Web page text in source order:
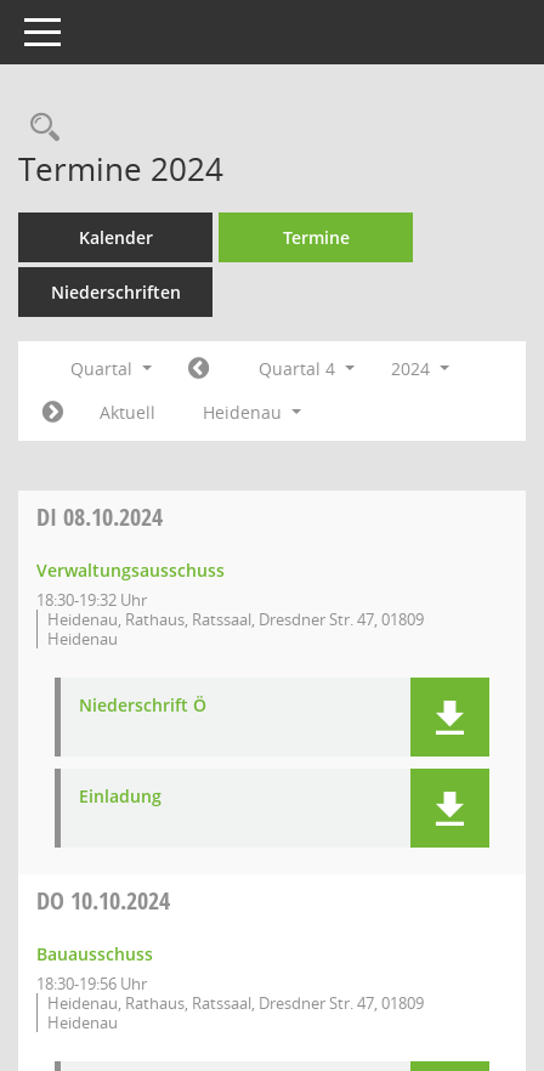
Toggle navigation
Rechercheauswahl
Termine 2024
Kalender Termine
Niederschriften
Quartal Quartal 4
2024
Aktuell
Heidenau
DI 08.10.2024
Verwaltungsausschuss
18:30-19:32 Uhr
Heidenau, Rathaus, Ratssaal, Dresdner Str. 47, 01809
Heidenau
Niederschrift Ö
Einladung
DO 10.10.2024
Bauausschuss
18:30-19:56 Uhr
Heidenau, Rathaus, Ratssaal, Dresdner Str. 47, 01809
Heidenau